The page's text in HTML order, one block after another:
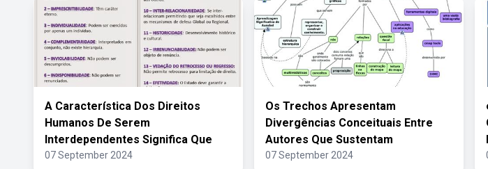
A Característica Dos Direitos
Humanos De Serem
Interdependentes Significa Que
07 September 2024
Os Trechos Apresentam
Divergências Conceituais Entre
Autores Que Sustentam
07 September 2024